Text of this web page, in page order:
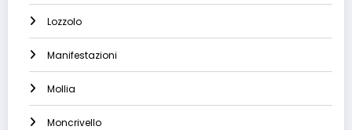
Lozzolo
Manifestazioni
Mollia
Moncrivello